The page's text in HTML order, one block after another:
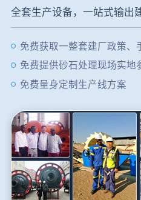
全套生产设备，一站式输出
免费获取一整套建厂政策、
免费提供砂石处理现场实地
免费量身定制生产线方案